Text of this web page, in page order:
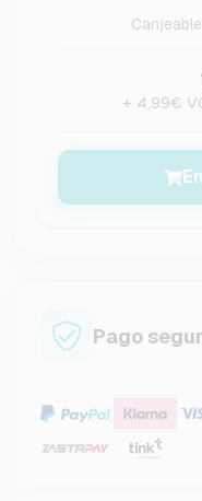
+ 4,99€
Pago